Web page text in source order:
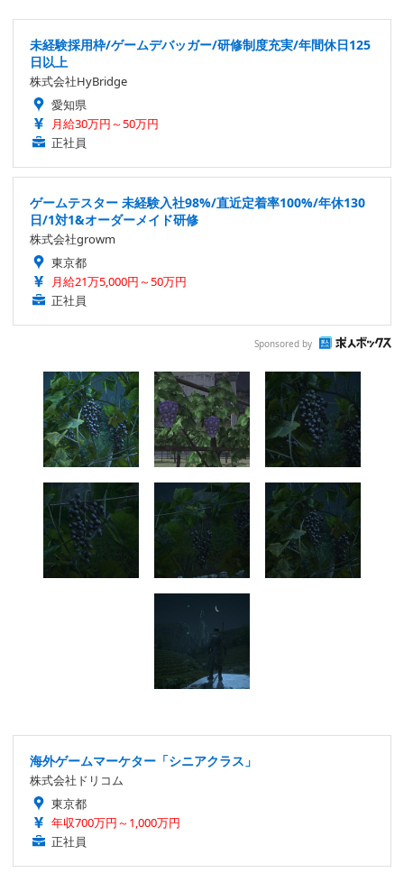
未経験採用枠/ゲームデバッガー/研修制度充実/年間休日125
日以上
株式会社HyBridge
愛知県
月給30万円～50万円
正社員
ゲームテスター 未経験入社98%/直近定着率100%/年休130
日/1対1&オーダーメイド研修
株式会社growm
東京都
月給21万5,000円～50万円
正社員
Sponsored by
海外ゲームマーケター「シニアクラス」
株式会社ドリコム
東京都
年収700万円～1,000万円
正社員